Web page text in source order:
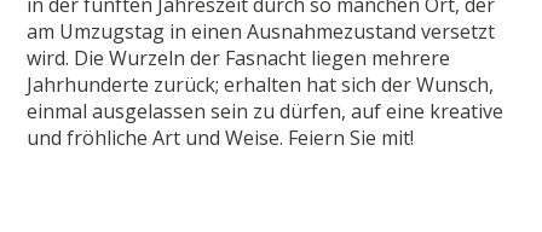
am Umzugstag in einen Ausnahmezustand versetzt
wird. Die Wurzeln der Fasnacht liegen mehrere
Jahrhunderte zurück; erhalten hat sich der Wunsch,
einmal ausgelassen sein zu dürfen, auf eine kreative
und fröhliche Art und Weise. Feiern Sie mit!